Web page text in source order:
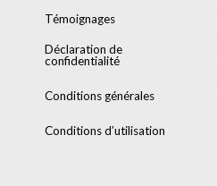
Témoignages
Déclaration de
confidentialité
Conditions générales
Conditions d’utilisation